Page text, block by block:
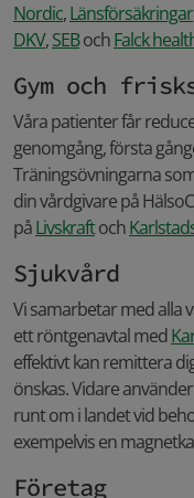
Nordic,Länsförsäkringar
DKV,SEBochFalck
Gym och
Våra patienter får
genomgång, första
Träningsövningarna
din vårdgivare på
påLivskraftoch
Sjukvård
Vi samarbetar med alla
ett röntgenavtal med
effektivt kan remittera
önskas. Vidare
runt om i landet vid
exempelvis en
Företag